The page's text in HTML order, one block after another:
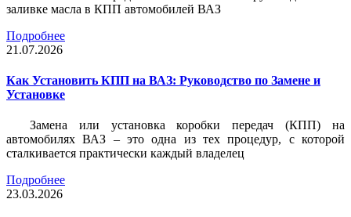
заливке масла в КПП автомобилей ВАЗ
Подробнее
21.07.2026
Как Установить КПП на ВАЗ: Руководство по Замене и
Установке
Замена или установка коробки передач (КПП) на
автомобилях ВАЗ – это одна из тех процедур, с которой
сталкивается практически каждый владелец
Подробнее
23.03.2026